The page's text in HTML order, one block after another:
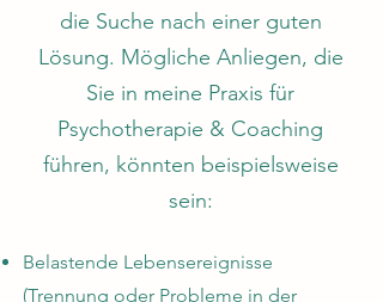
die Suche nach einer guten
Lösung. Mögliche Anliegen, die
Sie in meine Praxis für
Psychotherapie & Coaching
führen, könnten beispielsweise
sein:
Belastende Lebensereignisse
(Trennung oder Probleme in der